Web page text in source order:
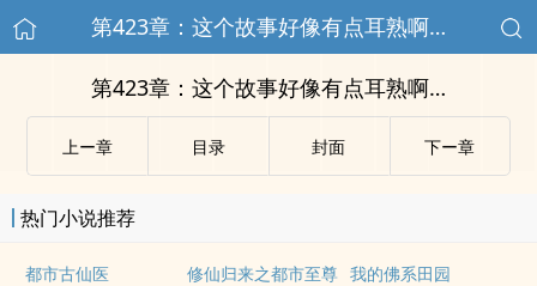
第423章：这个故事好像有点耳熟啊…
第423章：这个故事好像有点耳熟啊…
上ー章 目录 封面 下ー章
热门小说推荐
都市古仙医 修仙归来之都市至尊 我的佛系田园